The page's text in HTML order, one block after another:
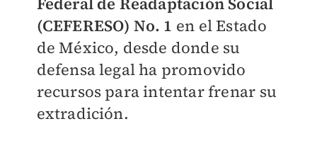
(CEFERESO) No. 1 en el Estado
de México, desde donde su
defensa legal ha promovido
recursos para intentar frenar su
extradición.